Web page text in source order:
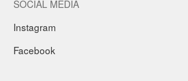
SOCIAL MEDIA
Instagram
Facebook